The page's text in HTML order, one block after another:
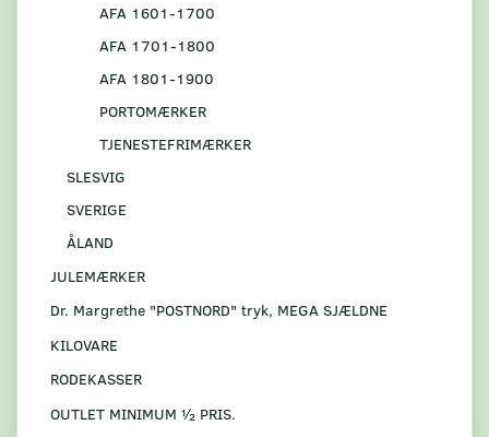
AFA 1601-1700
AFA 1701-1800
AFA 1801-1900
PORTOMÆRKER
TJENESTEFRIMÆRKER
SLESVIG
SVERIGE
ÅLAND
JULEMÆRKER
Dr. Margrethe "POSTNORD" tryk, MEGA SJÆLDNE
KILOVARE
RODEKASSER
OUTLET MINIMUM ½ PRIS.